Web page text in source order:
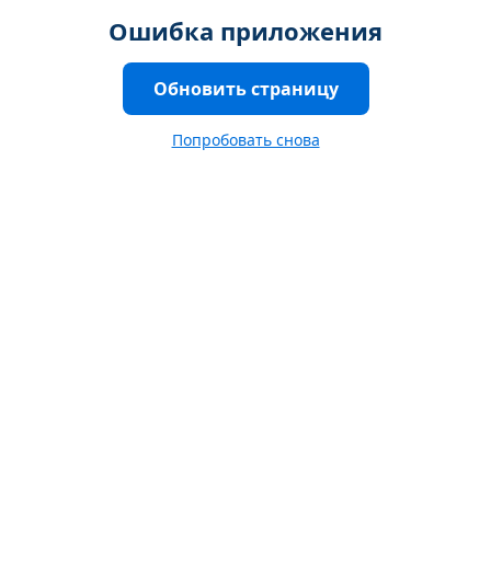
Ошибка приложения
Обновить страницу
Попробовать снова